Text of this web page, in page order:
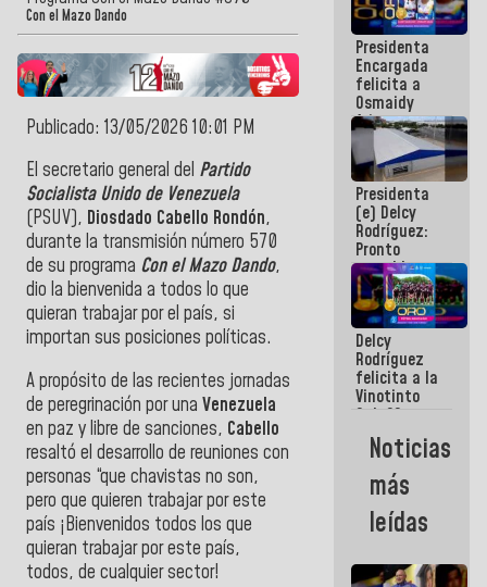
Con el Mazo Dando
Publicado: 13/05/2026 10:01 PM
El secretario general del Partido
Socialista Unido de Venezuela
(PSUV), Diosdado Cabello Rondón,
durante la transmisión número 570
de su programa Con el Mazo Dando,
dio la bienvenida a todos lo que
quieran trabajar por el país, si
importan sus posiciones políticas.
A propósito de las recientes jornadas
de peregrinación por una Venezuela
en paz y libre de sanciones, Cabello
resaltó el desarrollo de reuniones con
personas “que chavistas no son,
pero que quieren trabajar por este
país ¡Bienvenidos todos los que
quieran trabajar por este país,
todos, de cualquier sector!
ejecución de
fondos de
emergencia
post-sismos
Presidenta
Encargada
felicita a
Osmaidy
Arias y
Giraly
Marcano por
hacer
historia en
los
Centroamericanos
Presidenta
(e) Delcy
Rodríguez:
Pronto
restableceremos
las
operaciones
en el
Aeropuerto
Internacional
de
Maiquetía
Delcy
Rodríguez
felicita a la
Vinotinto
Sub 20
campeona
frente
México Sub
23 en los
Centroamericanos
Noticias
más
leídas